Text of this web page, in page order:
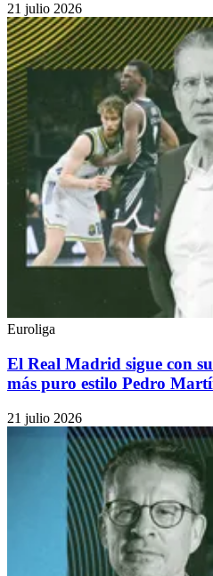
21 julio 2026
Euroliga
El Real Madrid sigue con
más puro estilo Pedro
21 julio 2026